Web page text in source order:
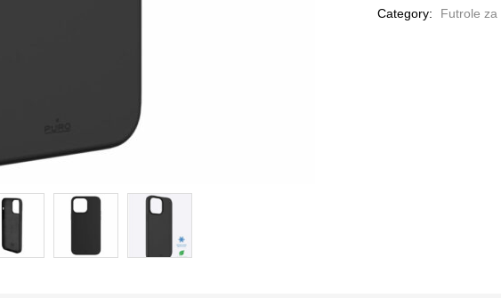
14
Category: Futrole